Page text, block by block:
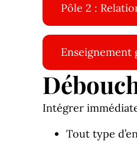
Pôle 2 :
Enseignement
Intégrer
Tout type